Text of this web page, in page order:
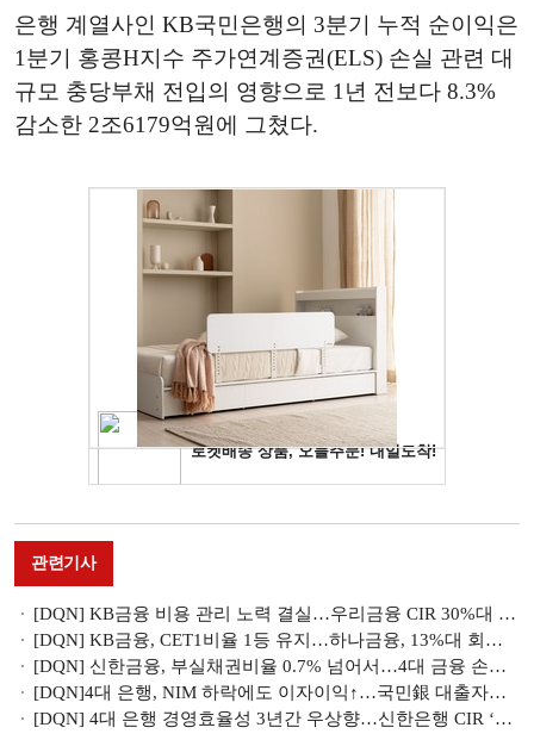
은행 계열사인 KB국민은행의 3분기 누적 순이익은
1분기 홍콩H지수 주가연계증권(ELS) 손실 관련 대
규모 충당부채 전입의 영향으로 1년 전보다 8.3%
감소한 2조6179억원에 그쳤다.
관련기사
[DQN] KB금융 비용 관리 노력 결실…우리금융 CIR 30%대 진입에도 ‘진땀’ [3분기 리그테이블-비용효율성]
[DQN] KB금융, CET1비율 1등 유지…하나금융, 13%대 회복 성공 [3분기 리그테이블-자본적정성]
[DQN] 신한금융, 부실채권비율 0.7% 넘어서…4대 금융 손실흡수력 일제히 '뚝' [3분기 리그테이블-건전성]
[DQN]4대 은행, NIM 하락에도 이자이익↑…국민銀 대출자산 늘려 이자이익 7.6조원 선두[3분기 리그테이블-대출잔액]
[DQN] 4대 은행 경영효율성 3년간 우상향…신한은행 CIR ‘톱’ [3분기 리그테이블-비용효율성]